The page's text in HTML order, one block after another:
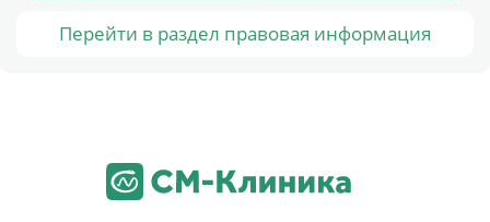
Перейти в раздел правовая информация